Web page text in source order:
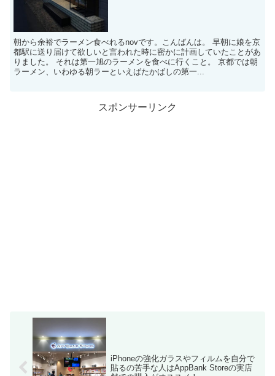
朝から余裕でラーメン食べれるnovです。こんばんは。 早朝に娘を京
都駅に送り届けて欲しいと言われた時に密かに計画していたことがあ
りました。 それは第一旭のラーメンを食べに行くこと。 京都では朝
ラーメン、いわゆる朝ラーといえばたかばしの第一...
スポンサーリンク
iPhoneの強化ガラスやフィルムを自分で
貼るの苦手な人はAppBank Storeの実店